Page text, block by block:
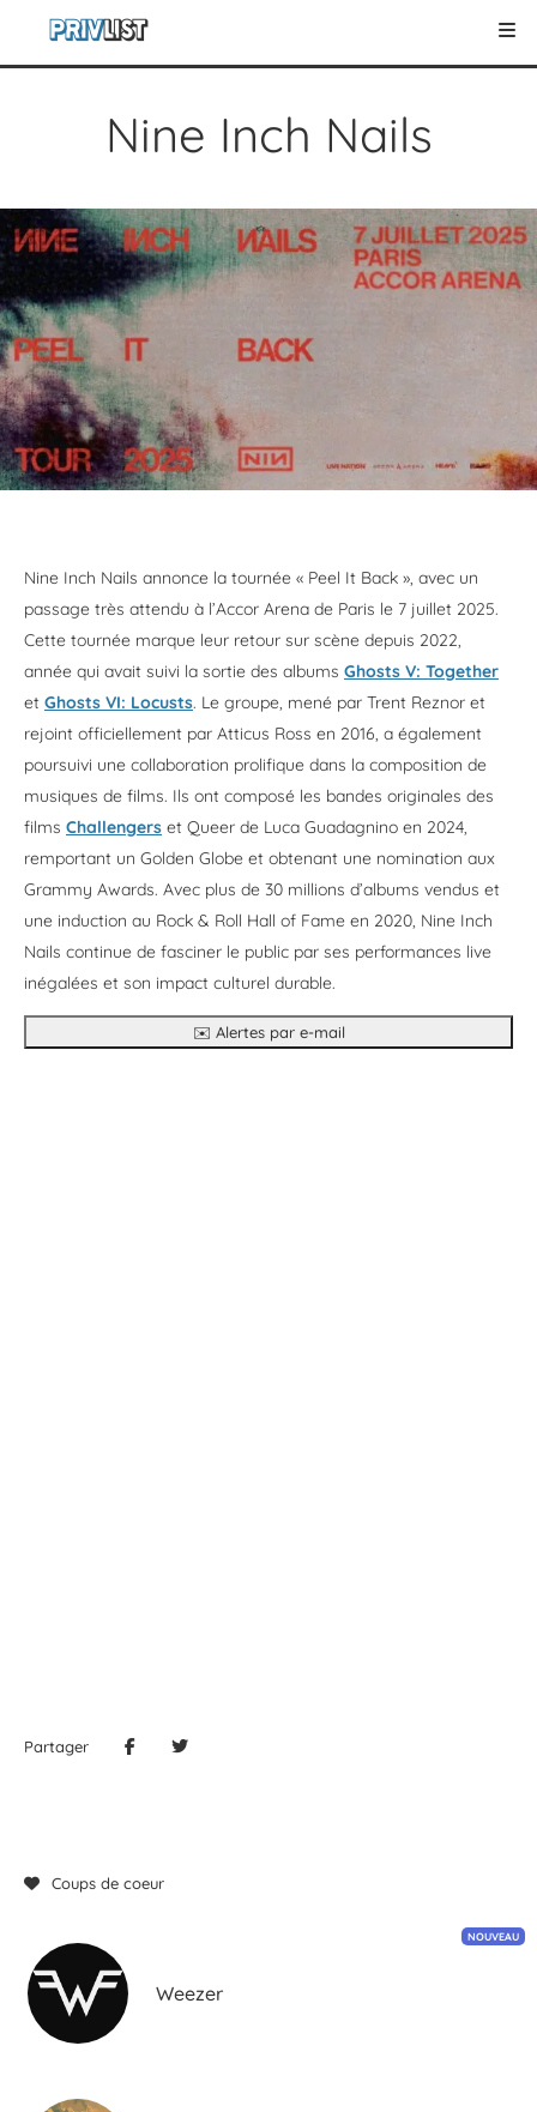
Nine Inch Nails
Nine Inch Nails annonce la tournée « Peel It Back », avec un
passage très attendu à l’Accor Arena de Paris le 7 juillet 2025.
Cette tournée marque leur retour sur scène depuis 2022,
année qui avait suivi la sortie des albums Ghosts V: Together
et Ghosts VI: Locusts. Le groupe, mené par Trent Reznor et
rejoint officiellement par Atticus Ross en 2016, a également
poursuivi une collaboration prolifique dans la composition de
musiques de films. Ils ont composé les bandes originales des
films Challengers et Queer de Luca Guadagnino en 2024,
remportant un Golden Globe et obtenant une nomination aux
Grammy Awards. Avec plus de 30 millions d’albums vendus et
une induction au Rock & Roll Hall of Fame en 2020, Nine Inch
Nails continue de fasciner le public par ses performances live
inégalées et son impact culturel durable.
✉️ Alertes par e-mail
Partager
Coups de coeur
NOUVEAU
Weezer